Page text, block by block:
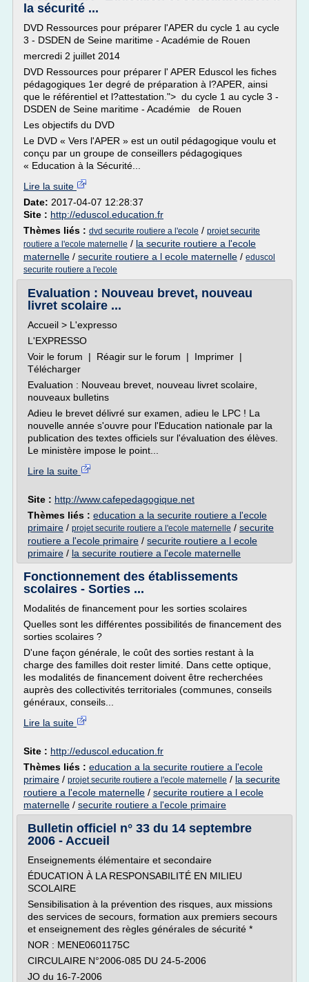
la sécurité ...
DVD Ressources pour préparer l'APER du cycle 1 au cycle
3 - DSDEN de Seine maritime - Académie de Rouen
mercredi 2 juillet 2014
DVD Ressources pour préparer l' APER Eduscol les fiches
pédagogiques 1er degré de préparation à l?APER, ainsi
que le référentiel et l?attestation."> du cycle 1 au cycle 3 -
DSDEN de Seine maritime - Académie de Rouen
Les objectifs du DVD
Le DVD « Vers l'APER » est un outil pédagogique voulu et
conçu par un groupe de conseillers pédagogiques
« Education à la Sécurité...
Lire la suite
Date: 2017-04-07 12:28:37
Site : http://eduscol.education.fr
Thèmes liés : dvd securite routiere a l'ecole / projet securite
routiere a l'ecole maternelle / la securite routiere a l'ecole
maternelle / securite routiere a l ecole maternelle / eduscol
securite routiere a l'ecole
Evaluation : Nouveau brevet, nouveau
livret scolaire ...
Accueil > L'expresso
L'EXPRESSO
Voir le forum | Réagir sur le forum | Imprimer |
Télécharger
Evaluation : Nouveau brevet, nouveau livret scolaire,
nouveaux bulletins
Adieu le brevet délivré sur examen, adieu le LPC ! La
nouvelle année s'ouvre pour l'Education nationale par la
publication des textes officiels sur l'évaluation des élèves.
Le ministère impose le point...
Lire la suite
Site : http://www.cafepedagogique.net
Thèmes liés : education a la securite routiere a l'ecole
primaire / projet securite routiere a l'ecole maternelle / securite
routiere a l'ecole primaire / securite routiere a l ecole
primaire / la securite routiere a l'ecole maternelle
Fonctionnement des établissements
scolaires - Sorties ...
Modalités de financement pour les sorties scolaires
Quelles sont les différentes possibilités de financement des
sorties scolaires ?
D'une façon générale, le coût des sorties restant à la
charge des familles doit rester limité. Dans cette optique,
les modalités de financement doivent être recherchées
auprès des collectivités territoriales (communes, conseils
généraux, conseils...
Lire la suite
Site : http://eduscol.education.fr
Thèmes liés : education a la securite routiere a l'ecole
primaire / projet securite routiere a l'ecole maternelle / la securite
routiere a l'ecole maternelle / securite routiere a l ecole
maternelle / securite routiere a l'ecole primaire
Bulletin officiel n° 33 du 14 septembre
2006 - Accueil
Enseignements élémentaire et secondaire
ÉDUCATION À LA RESPONSABILITÉ EN MILIEU
SCOLAIRE
Sensibilisation à la prévention des risques, aux missions
des services de secours, formation aux premiers secours
et enseignement des règles générales de sécurité *
NOR : MENE0601175C
CIRCULAIRE N°2006-085 DU 24-5-2006
JO du 16-7-2006